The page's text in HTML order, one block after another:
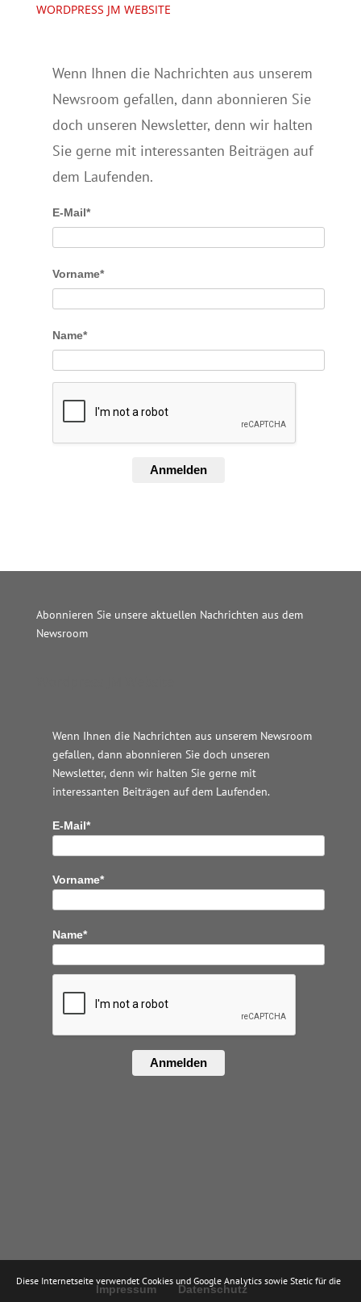
WORDPRESS JM WEBSITE
Wenn Ihnen die Nachrichten aus unserem
Newsroom gefallen, dann abonnieren Sie
doch unseren Newsletter, denn wir halten
Sie gerne mit interessanten Beiträgen auf
dem Laufenden.
E-Mail*
Vorname*
Name*
Anmelden
Abonnieren Sie unsere aktuellen Nachrichten aus dem
Newsroom
Wenn Ihnen die Nachrichten aus unserem Newsroom
gefallen, dann abonnieren Sie doch unseren
Newsletter, denn wir halten Sie gerne mit
interessanten Beiträgen auf dem Laufenden.
E-Mail*
Vorname*
Name*
Anmelden
Impressum Datenschutz
Diese Internetseite verwendet Cookies und Google Analytics sowie Stetic für die